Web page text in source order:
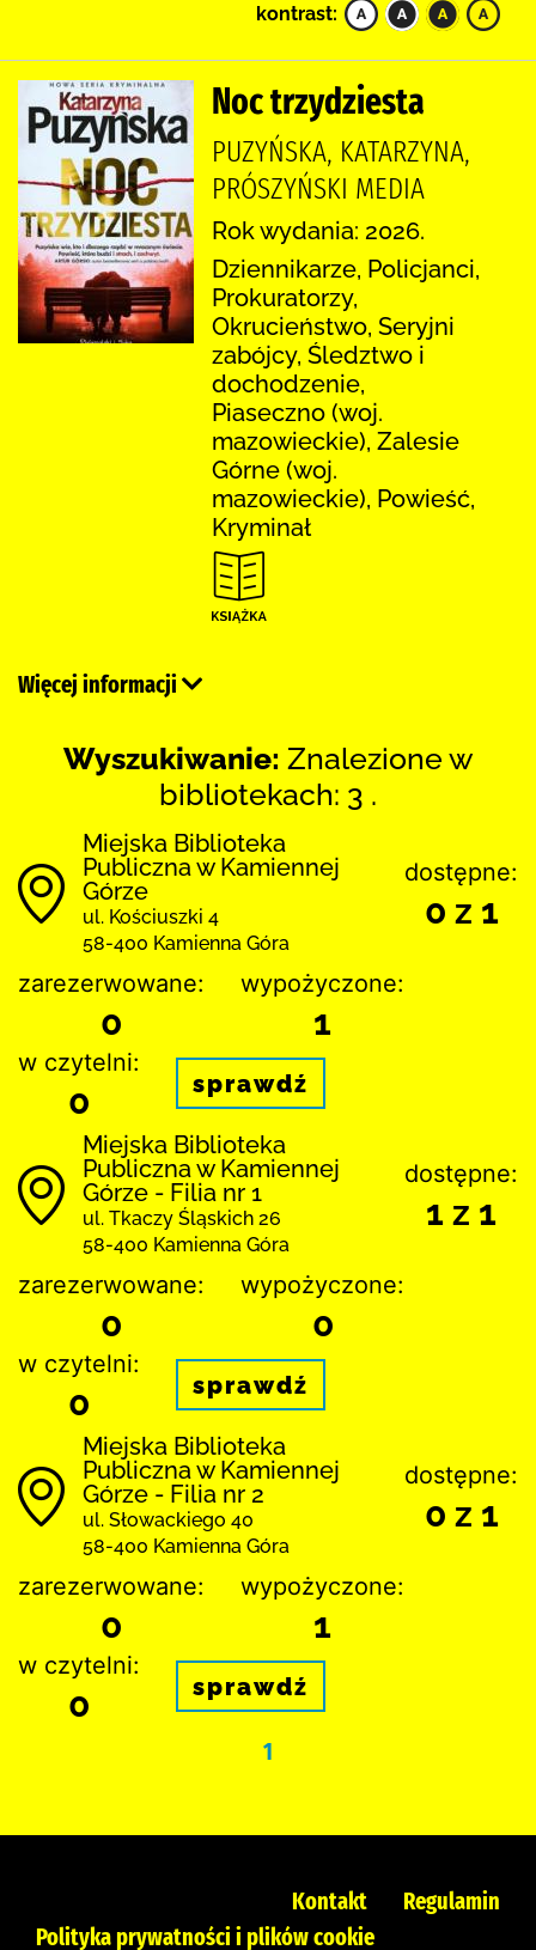
kontrast:
Noc trzydziesta
PUZYŃSKA, KATARZYNA,
PRÓSZYŃSKI MEDIA
Rok wydania: 2026.
Dziennikarze, Policjanci,
Prokuratorzy,
Okrucieństwo, Seryjni
zabójcy, Śledztwo i
dochodzenie,
Piaseczno (woj.
mazowieckie), Zalesie
Górne (woj.
mazowieckie), Powieść,
Kryminał
Więcej informacji
Wyszukiwanie: Znalezione w
bibliotekach: 3 .
Miejska Biblioteka
Publiczna w Kamiennej
Górze
ul. Kościuszki 4
58-400 Kamienna Góra
dostępne:
0 z 1
zarezerwowane:
0
wypożyczone:
1
w czytelni:
0 sprawdź
Miejska Biblioteka
Publiczna w Kamiennej
Górze - Filia nr 1
ul. Tkaczy Śląskich 26
58-400 Kamienna Góra
dostępne:
1 z 1
zarezerwowane:
0
wypożyczone:
0
w czytelni:
0 sprawdź
Miejska Biblioteka
Publiczna w Kamiennej
Górze - Filia nr 2
ul. Słowackiego 40
58-400 Kamienna Góra
dostępne:
0 z 1
zarezerwowane:
0
wypożyczone:
1
w czytelni:
0 sprawdź
1
Kontakt
Regulamin
Polityka prywatności i plików cookie